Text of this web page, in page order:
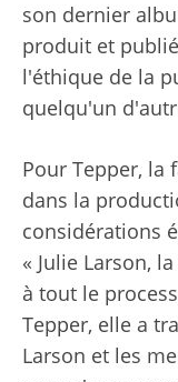
son dernier
produit et
l'éthique de la
quelqu'un
Pour Tepper, la
dans la
considérations
« Julie Larson,
à tout le
Tepper, elle a
Larson et les